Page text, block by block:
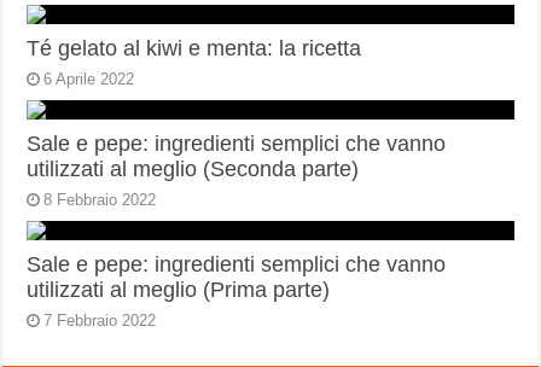
Té gelato al kiwi e menta: la ricetta
6 Aprile 2022
Sale e pepe: ingredienti semplici che vanno
utilizzati al meglio (Seconda parte)
8 Febbraio 2022
Sale e pepe: ingredienti semplici che vanno
utilizzati al meglio (Prima parte)
7 Febbraio 2022